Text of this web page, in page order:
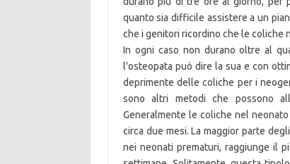
quanto sia difficile assistere a un
che i genitori ricordino che le coliche
In ogni caso non durano oltre al
l'osteopata può dire la sua e con
deprimente delle coliche per i
sono altri metodi che possono
Generalmente le coliche nel
circa due mesi. La maggior parte
nei neonati prematuri, raggiunge il